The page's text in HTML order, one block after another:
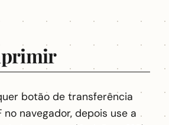
botão de transferência
no navegador, depois use a